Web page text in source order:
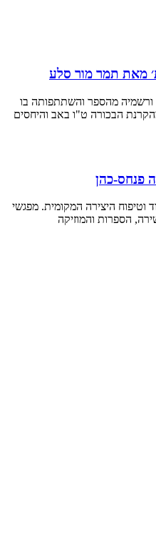
מאת תמר מור סלע
ורשמיה מהספר והשתתפותה בו
הבכורה ט"ו באב והיחסים
פנחס-כהן
היצירה המקומית. מפגשי
הספרות והמוזיקה